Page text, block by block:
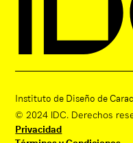
Instituto de Diseño de
© 2024 IDC. Derechos
Privacidad